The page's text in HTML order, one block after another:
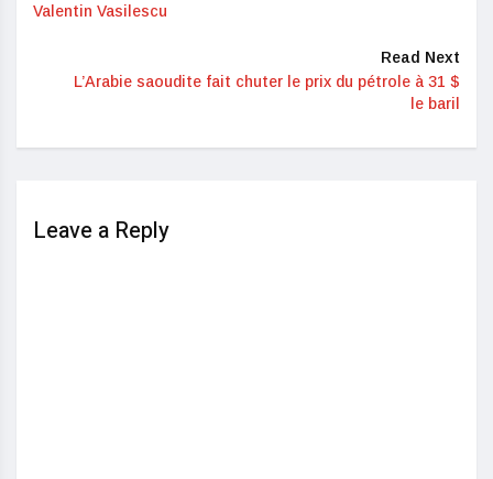
Valentin Vasilescu
Read Next
L’Arabie saoudite fait chuter le prix du pétrole à 31 $
le baril
Leave a Reply